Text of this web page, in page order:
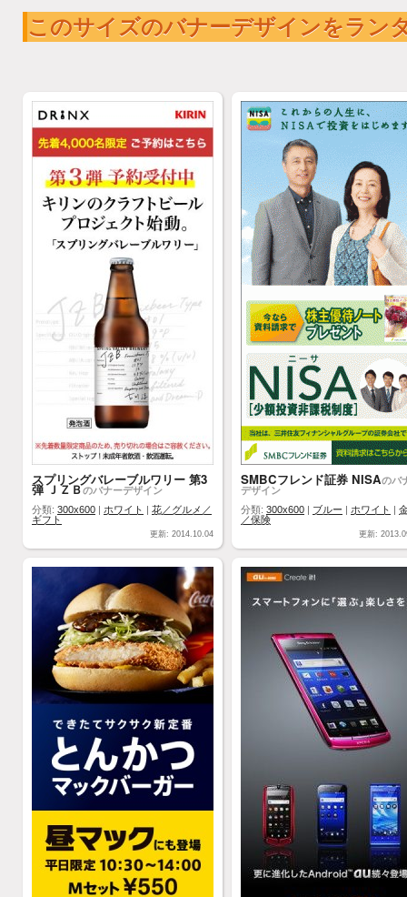
このサイズのバナーデザインをラン
スプリングバレーブルワリー 第3
弾 ＪＺＢのバナーデザイン
分類: 300x600 ホワイト
花／グルメ／
ギフト
更新: 2014.10.04
SMBCフレンド証券 NISAのバ
デザイン
分類: 300x600 ブルー ホワイト
／保険
更新: